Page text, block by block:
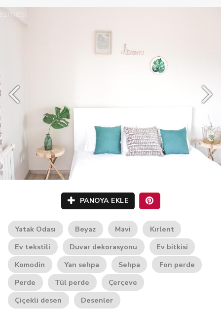
PANOYA EKLE
Yatak Odası Beyaz Mavi
Kırlent
Ev tekstili
Duvar dekorasyonu
Ev bitkisi
Komodin
Yan sehpa Sehpa
Fon perde
Perde
Tül perde
Çerçeve
Çiçekli desen
Desenler